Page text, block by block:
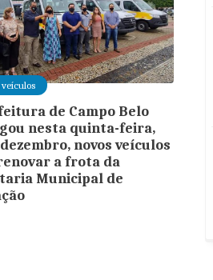
de Campo Belo
nesta quinta-feira,
novos veículos
a frota da
Municipal de